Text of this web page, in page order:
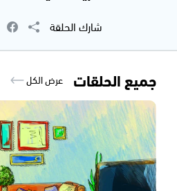
شارك الحلقة
جميع الحلقات عرض الكل